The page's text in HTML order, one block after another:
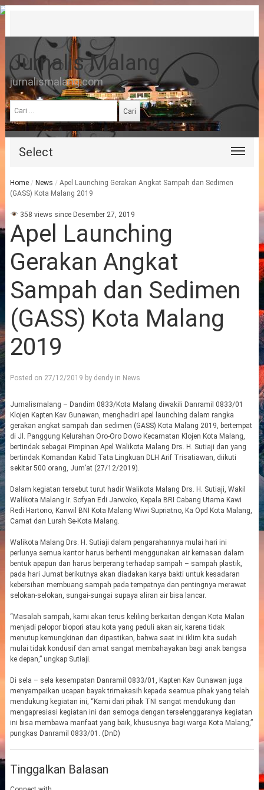
Jurnalis Malang
jurnalismalang.com
Cari
untuk:
Select
Home / News / Apel Launching Gerakan Angkat Sampah dan Sedimen
(GASS) Kota Malang 2019
358 views since Desember 27, 2019
Apel Launching
Gerakan Angkat
Sampah dan Sedimen
(GASS) Kota Malang
2019
Posted on 27/12/2019 by dendyin News
Jurnalismalang – Dandim 0833/Kota Malang diwakili Danramil 0833/01
Klojen Kapten Kav Gunawan, menghadiri apel launching dalam rangka
gerakan angkat sampah dan sedimen (GASS) Kota Malang 2019, bertempat
di Jl. Panggung Kelurahan Oro-Oro Dowo Kecamatan Klojen Kota Malang,
bertindak sebagai Pimpinan Apel Walikota Malang Drs. H. Sutiaji dan yang
bertindak Komandan Kabid Tata Lingkuan DLH Arif Trisatiawan, diikuti
sekitar 500 orang, Jum’at (27/12/2019).
Dalam kegiatan tersebut turut hadir Walikota Malang Drs. H. Sutiaji, Wakil
Walikota Malang Ir. Sofyan Edi Jarwoko, Kepala BRI Cabang Utama Kawi
Redi Hartono, Kanwil BNI Kota Malang Wiwi Supriatno, Ka Opd Kota Malang,
Camat dan Lurah Se-Kota Malang.
Walikota Malang Drs. H. Sutiaji dalam pengarahannya mulai hari ini
perlunya semua kantor harus berhenti menggunakan air kemasan dalam
bentuk apapun dan harus berperang terhadap sampah – sampah plastik,
pada hari Jumat berikutnya akan diadakan karya bakti untuk kesadaran
kebersihan membuang sampah pada tempatnya dan pentingnya merawat
selokan-selokan, sungai-sungai supaya aliran air bisa lancar.
“Masalah sampah, kami akan terus keliling berkaitan dengan Kota Malan
menjadi pelopor biopori atau kota yang peduli akan air, karena tidak
menutup kemungkinan dan dipastikan, bahwa saat ini iklim kita sudah
mulai tidak kondusif dan amat sangat membahayakan bagi anak bangsa
ke depan,” ungkap Sutiaji.
Di sela – sela kesempatan Danramil 0833/01, Kapten Kav Gunawan juga
menyampaikan ucapan bayak trimakasih kepada seamua pihak yang telah
mendukung kegiatan ini, “Kami dari pihak TNI sangat mendukung dan
mengapresiasi kegiatan ini dan semoga dengan terselenggaranya kegiatan
ini bisa membawa manfaat yang baik, khususnya bagi warga Kota Malang,”
pungkas Danramil 0833/01. (DnD)
Tinggalkan Balasan